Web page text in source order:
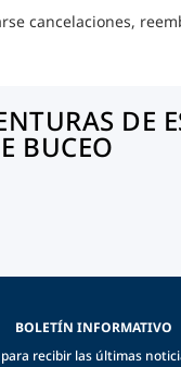
cancelaciones,
DE
BUCEO
BOLETÍN INFORMATIVO
recibir las últimas